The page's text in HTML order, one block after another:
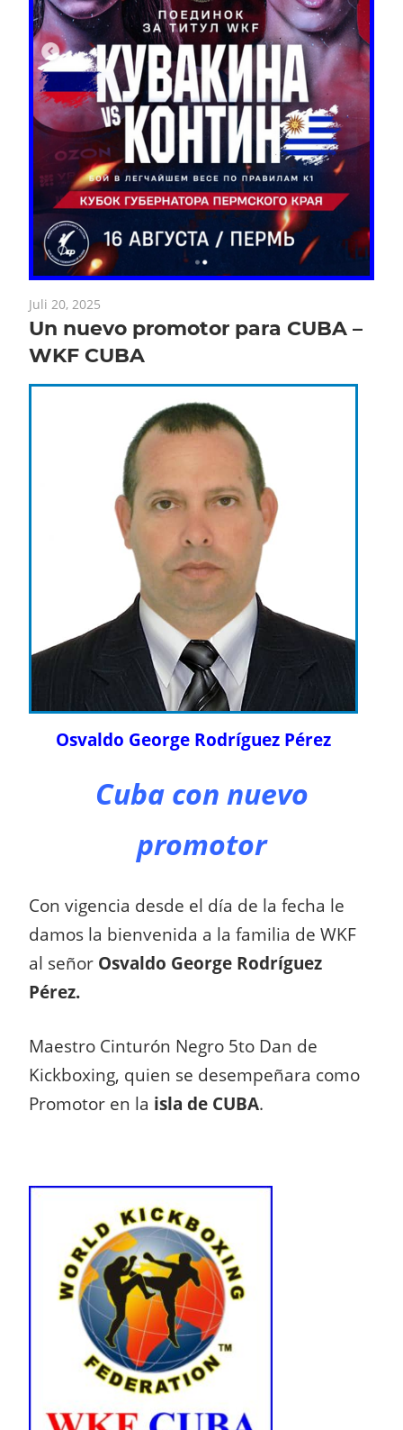
Juli 20, 2025
Un nuevo promotor para CUBA –
WKF CUBA
Osvaldo George Rodríguez Pérez
Cuba con nuevo
promotor
Con vigencia desde el día de la fecha le
damos la bienvenida a la familia de WKF
al señor Osvaldo George Rodríguez
Pérez.
Maestro Cinturón Negro 5to Dan de
Kickboxing, quien se desempeñara como
Promotor en la isla de CUBA.